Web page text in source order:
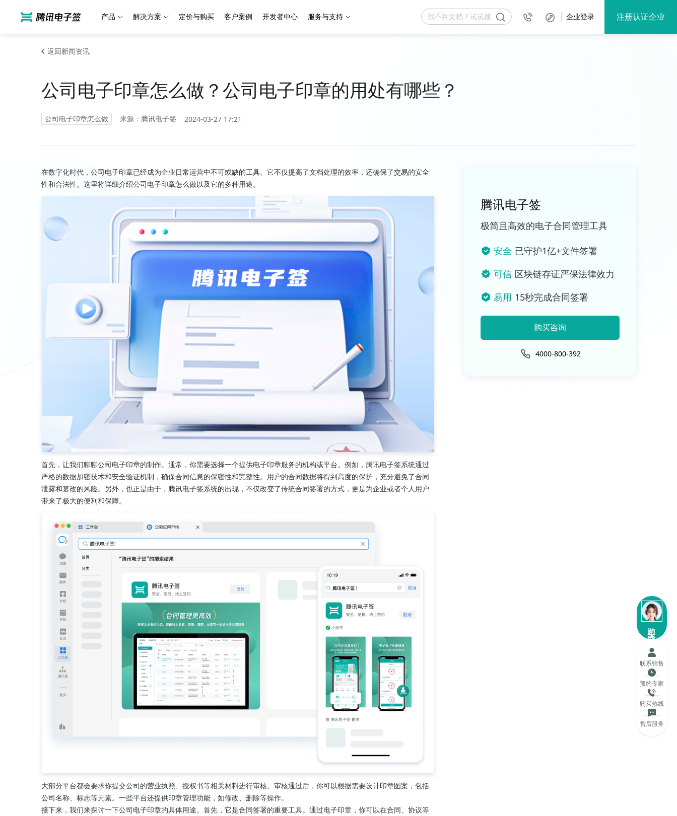
产品 解决方案 定价与购买 客户案例 开发者中心 服务与支持 企业登录 注册认证企业
返回新闻资讯
公司电子印章怎么做？公司电子印章的用处有哪些？
公司电子印章怎么做 来源：腾讯电子签 2024-03-27 17:21
在数字化时代，公司电子印章已经成为企业日常运营中不可或缺的工具。它不仅提高了文档处理的效率，还确保了交易的安全
性和合法性。这里将详细介绍公司电子印章怎么做以及它的多种用途。
首先，让我们聊聊公司电子印章的制作。通常，你需要选择一个提供电子印章服务的机构或平台。例如，腾讯电子签系统通过
严格的数据加密技术和安全验证机制，确保合同信息的保密性和完整性。用户的合同数据将得到高度的保护，充分避免了合同
泄露和篡改的风险。另外，也正是由于，腾讯电子签系统的出现，不仅改变了传统合同签署的方式，更是为企业或者个人用户
带来了极大的便利和保障。
大部分平台都会要求你提交公司的营业执照、授权书等相关材料进行审核。审核通过后，你可以根据需要设计印章图案，包括
公司名称、标志等元素。一些平台还提供印章管理功能，如修改、删除等操作。
接下来，我们来探讨一下公司电子印章的具体用途。首先，它是合同签署的重要工具。通过电子印章，你可以在合同、协议等
腾讯电子签
极简且高效的电子合同管理工具
安全 已守护1亿+文件签署
可信 区块链存证严保法律效力
易用 15秒完成合同签署
购买咨询
4000-800-392
购买咨询
联系销售
预约专家
购买热线
售后服务